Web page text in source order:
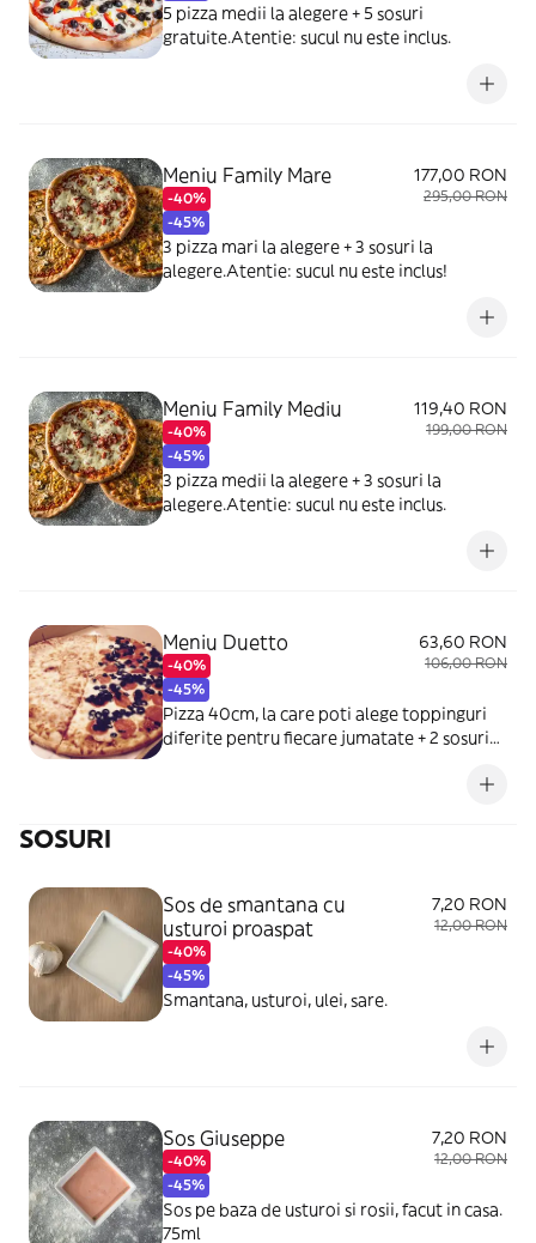
5 pizza medii la alegere + 5 sosuri
gratuite.Atentie: sucul nu este inclus.
Meniu Family Mare
-40%
-45%
177,00 RON
295,00 RON
3 pizza mari la alegere + 3 sosuri la
alegere.Atentie: sucul nu este inclus!
Meniu Family Mediu
-40%
-45%
119,40 RON
199,00 RON
3 pizza medii la alegere + 3 sosuri la
alegere.Atentie: sucul nu este inclus.
Meniu Duetto
-40%
-45%
63,60 RON
106,00 RON
Pizza 40cm, la care poti alege toppinguri
diferite pentru fiecare jumatate + 2 sosuri
SOSURI
Sos de smantana cu
usturoi proaspat
-40%
-45%
7,20 RON
12,00 RON
Smantana, usturoi, ulei, sare.
Sos Giuseppe
-40%
-45%
7,20 RON
12,00 RON
Sos pe baza de usturoi si rosii, facut in casa.
75ml